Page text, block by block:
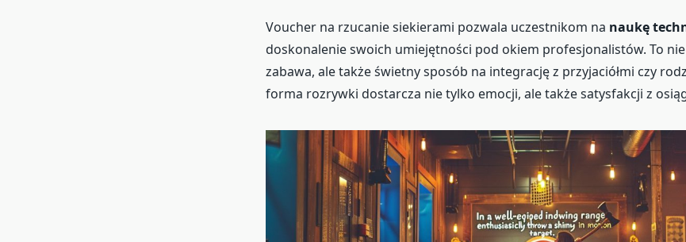
Voucher na rzucanie siekierami pozwala uczestnikom na naukę
doskonalenie swoich umiejętności pod okiem profesjonalistów. To
zabawa, ale także świetny sposób na integrację z przyjaciółmi czy
forma rozrywki dostarcza nie tylko emocji, ale także satysfakcji z